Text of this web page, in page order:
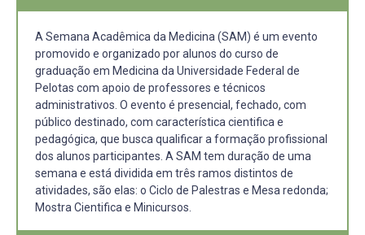
A Semana Acadêmica da Medicina (SAM) é um evento
promovido e organizado por alunos do curso de
graduação em Medicina da Universidade Federal de
Pelotas com apoio de professores e técnicos
administrativos. O evento é presencial, fechado, com
público destinado, com característica cientifica e
pedagógica, que busca qualificar a formação profissional
dos alunos participantes. A SAM tem duração de uma
semana e está dividida em três ramos distintos de
atividades, são elas: o Ciclo de Palestras e Mesa redonda;
Mostra Cientifica e Minicursos.